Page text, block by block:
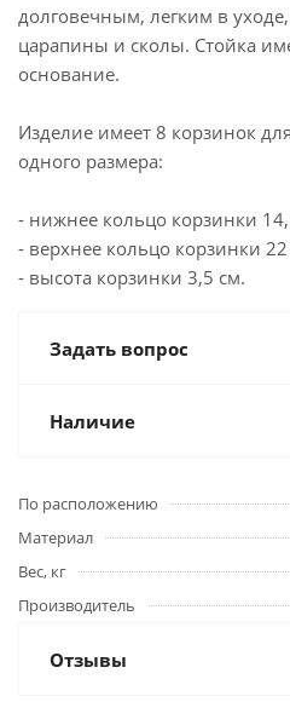
долговечным, легким в
царапины и сколы. Стойка
основание.
Изделие имеет 8 корзинок
одного размера:
- нижнее кольцо корзинки
- верхнее кольцо корзинки
- высота корзинки 3,5 см.
Задать вопрос
Наличие
По расположению
Материал
Вес, кг
Производитель
Отзывы